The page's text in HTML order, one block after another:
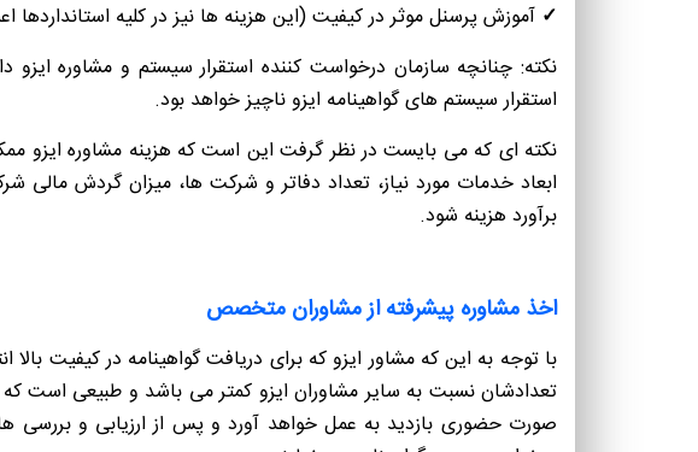
✓ آموزش پرسنل موثر در کیفیت (این هزینه ها نیز در کلیه
نکته: چنانچه سازمان درخواست کننده استقرار سیستم و مشاوره
استقرار سیستم های گواهینامه ایزو ناچیز خواهد بود.
نکته ای که می بایست در نظر گرفت این است که هزینه مشاوره ایزو
ابعاد خدمات مورد نیاز، تعداد دفاتر و شرکت ها، میزان گردش
برآورد هزینه شود.
اخذ مشاوره پیشرفته از مشاوران متخصص
با توجه به این که مشاور ایزو که برای دریافت گواهینامه در کیفیت
تعدادشان نسبت به سایر مشاوران ایزو کمتر می باشد و طبیعی است
صورت حضوری بازدید به عمل خواهد آورد و پس از ارزیابی و بررسی